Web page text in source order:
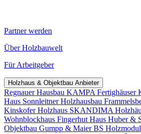
Partner werden
Über Holzbauwelt
Für Arbeitgeber
Holzhaus & Objektbau Anbieter
Regnauer Hausbau KAMPA Fertighäuser
Haus Sonnleitner Holzhausbau
Kinskofer Holzhaus SKANDIMA
Wohnblockhaus Fingerhut Haus Huber &
Objektbau Gumpp & MaierBS